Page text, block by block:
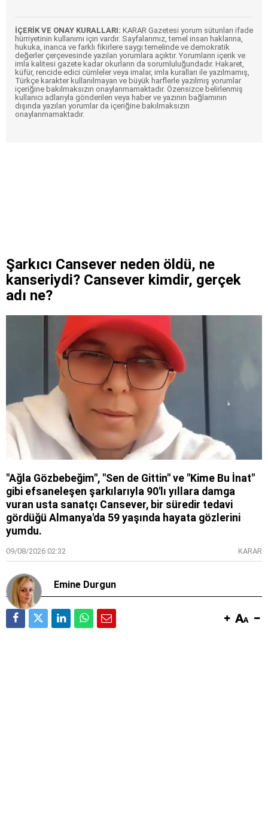
İÇERİK VE ONAY KURALLARI: KARAR Gazetesi yorum sütunları ifade
hürriyetinin kullanımı için vardır. Sayfalarımız, temel insan haklarına,
hukuka, inanca ve farklı fikirlere saygı temelinde ve demokratik
değerler çerçevesinde yazılan yorumlara açıktır. Yorumların içerik ve
imla kalitesi gazete kadar okurların da sorumluluğundadır. Hakaret,
küfür, rencide edici cümleler veya imalar, imla kuralları ile yazılmamış,
Türkçe karakter kullanılmayan ve büyük harflerle yazılmış yorumlar
içeriğine bakılmaksızın onaylanmamaktadır. Özensizce belirlenmiş
kullanıcı adlarıyla gönderilen veya haber ve yazının bağlamının
dışında yazılan yorumlar da içeriğine bakılmaksızın
onaylanmamaktadır.
Şarkıcı Cansever neden öldü, ne
kanseriydi? Cansever kimdir, gerçek
adı ne?
"Ağla Gözbebeğim", "Sen de Gittin" ve "Kime Bu İnat"
gibi efsaneleşen şarkılarıyla 90'lı yıllara damga
vuran usta sanatçı Cansever, bir süredir tedavi
gördüğü Almanya'da 59 yaşında hayata gözlerini
yumdu.
09/08/2026 02:32 KARAR
Emine Durgun